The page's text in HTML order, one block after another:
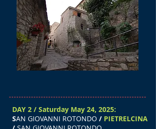
DAY 2 / Saturday May 24, 2025:
SAN GIOVANNI ROTONDO / PIETRELCINA